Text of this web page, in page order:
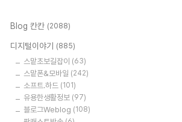
Blog 칸칸 (2088)
디지털이야기 (885)
스맡초보길잡이 (63)
스맡폰&모바일 (242)
소프트.하드 (101)
유용한생활정보 (97)
블로그Weblog (108)